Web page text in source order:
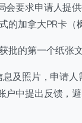
会要求申请人提
的加拿大PR卡（
批的第一个纸张
息及照片，申请
中提出反馈，